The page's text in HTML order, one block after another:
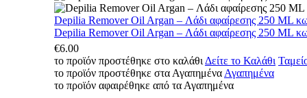
Depilia Remover Oil Argan – Λάδι αφαίρεσης 250 ML
Depilia Remover Oil Argan – Λάδι αφαίρεσης 250 ML
€6.00
το προϊόν προστέθηκε στο καλάθι Δείτε το Καλάθι
το προϊόν προστέθηκε στα Αγαπημένα Αγαπημένα
το προϊόν αφαιρέθηκε από τα Αγαπημένα